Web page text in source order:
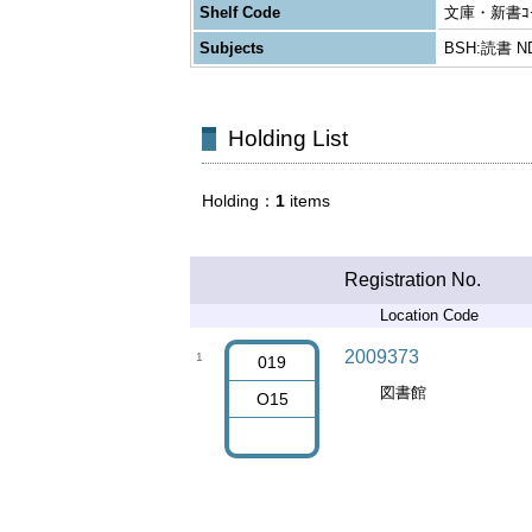
Shelf Code
文庫・新書
Subjects
BSH:読書
Holding List
Holding 1 items
Registration No.
Location Code
1
019
O15
2009373
図書館